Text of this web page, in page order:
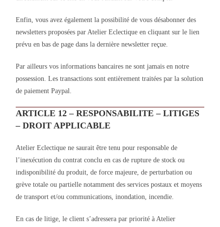
Enfin, vous avez également la possibilité de vous désabonner des
newsletters proposées par Atelier Eclectique en cliquant sur le lien
prévu en bas de page dans la dernière newsletter reçue.
Par ailleurs vos informations bancaires ne sont jamais en notre
possession. Les transactions sont entièrement traitées par la solution
de paiement Paypal.
ARTICLE 12 – RESPONSABILITE – LITIGES
– DROIT APPLICABLE
Atelier Eclectique ne saurait être tenu pour responsable de
l’inexécution du contrat conclu en cas de rupture de stock ou
indisponibilité du produit, de force majeure, de perturbation ou
grève totale ou partielle notamment des services postaux et moyens
de transport et/ou communications, inondation, incendie.
En cas de litige, le client s’adressera par priorité à Atelier